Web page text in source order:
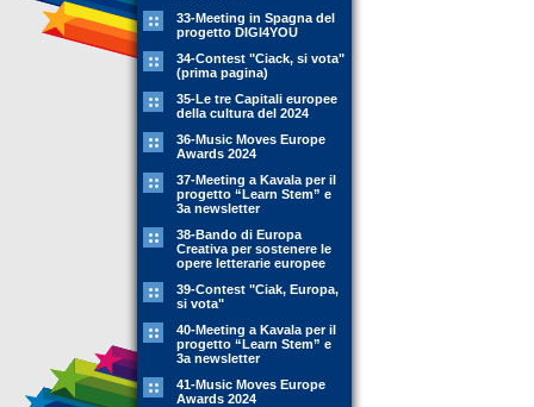
33-Meeting in Spagna del
progetto DIGI4YOU
34-Contest "Ciack, si vota"
(prima pagina)
35-Le tre Capitali europee
della cultura del 2024
36-Music Moves Europe
Awards 2024
37-Meeting a Kavala per il
progetto “Learn Stem” e
3a newsletter
38-Bando di Europa
Creativa per sostenere le
opere letterarie europee
39-Contest "Ciak, Europa,
si vota"
40-Meeting a Kavala per il
progetto “Learn Stem” e
3a newsletter
41-Music Moves Europe
Awards 2024